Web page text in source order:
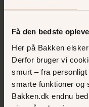
Få den bedste
Her på Bakken
Derfor bruger vi
smurt – fra
smarte funktioner og
Bakken.dk endnu